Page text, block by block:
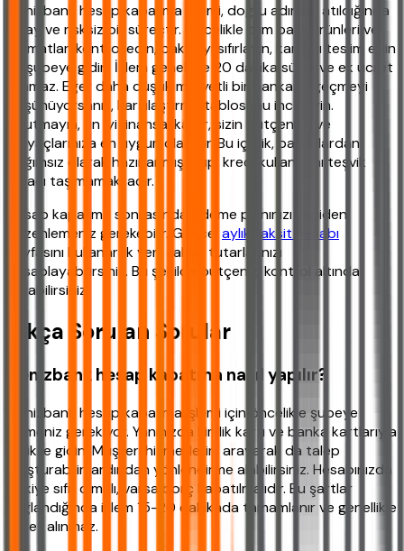
Denizbank hesap kapatma işlemi, doğru adımlar atıldığında
kolay ve risksiz bir süreçtir. Öncelikle tüm bağlı ürünleri ve
talimatları kontrol edin, bakiyeyi sıfırlayın, kartları teslim edin
ve şubeye gidin. İşlem genellikle 20 dakika sürer ve ek ücret
alınmaz. Eğer daha düşük maliyetli bir bankaya geçmeyi
düşünüyorsanız, karşılaştırma tablosunu inceleyin.
Unutmayın, en iyi finansal karar, sizin bütçenize ve
ihtiyaçlarınıza en uygun olanıdır. Bu içerik, bankalardan
bağımsız olarak hazırlanmış olup, kredi kullanımını teşvik
amacı taşımamaktadır.
Hesap kapatma sonrasında ödeme planınızı yeniden
düzenlemeniz gerekebilir. Güncel aylık taksit hesabı
sayfasını kullanarak yeni taksit tutarlarınızı
hesaplayabilirsiniz. Bu şekilde bütçenizi kontrol altında
tutabilirsiniz.
Sıkça Sorulan Sorular
Denizbank hesap kapatma nasıl yapılır?
Denizbank hesap kapatma işlemi için öncelikle şubeye
gitmeniz gerekiyor. Yanınızda kimlik kartı ve banka kartlarıyla
birlikte gidin. Müşteri hizmetlerini arayarak da talep
oluşturabilir, ardından yönlendirme alabilirsiniz. Hesabınızda
bakiye sıfır olmalı, varsa borç kapatılmalıdır. Bu şartlar
sağlandığında işlem 15-20 dakikada tamamlanır ve genellikle
ücret alınmaz.